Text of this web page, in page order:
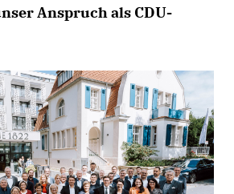
Anspruch als CDU-